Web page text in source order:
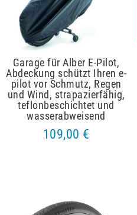
Garage für Alber E-Pilot,
Abdeckung schützt Ihren e-
pilot vor Schmutz, Regen
und Wind, strapazierfähig,
teflonbeschichtet und
wasserabweisend
109,00 €